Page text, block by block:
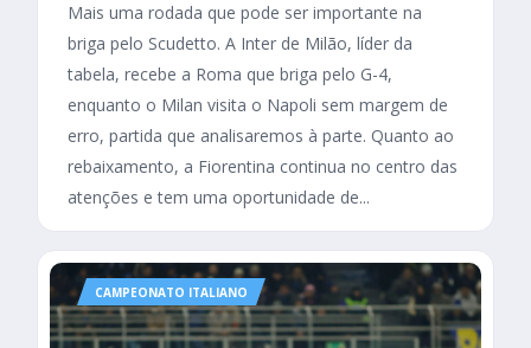
Mais uma rodada que pode ser importante na
briga pelo Scudetto. A Inter de Milão, líder da
tabela, recebe a Roma que briga pelo G-4,
enquanto o Milan visita o Napoli sem margem de
erro, partida que analisaremos à parte. Quanto ao
rebaixamento, a Fiorentina continua no centro das
atenções e tem uma oportunidade de...
CAMPEONATO ITALIANO